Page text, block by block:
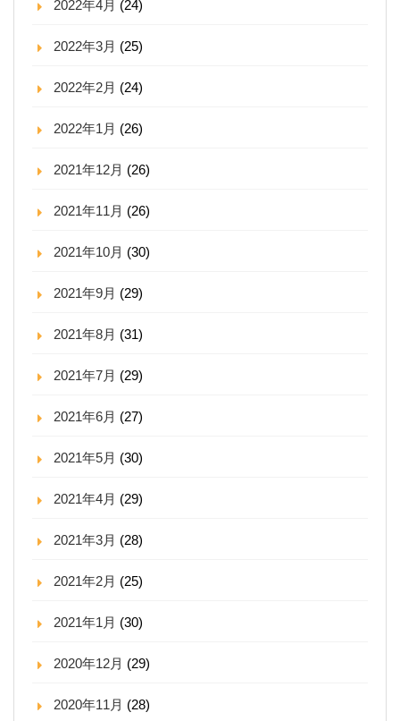
2022年4月 (24)
2022年3月 (25)
2022年2月 (24)
2022年1月 (26)
2021年12月 (26)
2021年11月 (26)
2021年10月 (30)
2021年9月 (29)
2021年8月 (31)
2021年7月 (29)
2021年6月 (27)
2021年5月 (30)
2021年4月 (29)
2021年3月 (28)
2021年2月 (25)
2021年1月 (30)
2020年12月 (29)
2020年11月 (28)